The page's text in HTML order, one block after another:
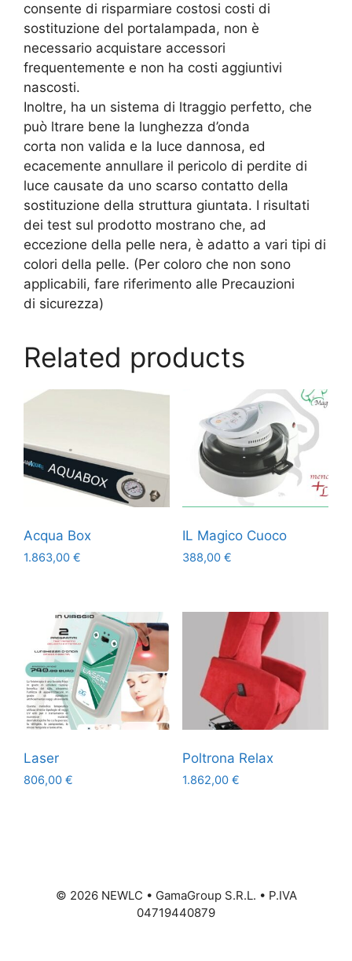
consente di risparmiare costosi costi di
sostituzione del portalampada, non è
necessario acquistare accessori
frequentemente e non ha costi aggiuntivi
nascosti.
Inoltre, ha un sistema di ltraggio perfetto, che
può ltrare bene la lunghezza d’onda
corta non valida e la luce dannosa, ed
ecacemente annullare il pericolo di perdite di
luce causate da uno scarso contatto della
sostituzione della struttura giuntata. I risultati
dei test sul prodotto mostrano che, ad
eccezione della pelle nera, è adatto a vari tipi di
colori della pelle. (Per coloro che non sono
applicabili, fare riferimento alle Precauzioni
di sicurezza)
Related products
Acqua Box
1.863,00 €
IL Magico Cuoco
388,00 €
Laser
806,00 €
Poltrona Relax
1.862,00 €
© 2026NEWLC • GamaGroup S.R.L. • P.IVA
04719440879